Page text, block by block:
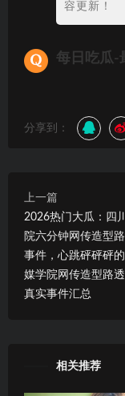
容更新！
每日吃瓜-
分享到：
上一篇
2026热门大瓜：四
院六分钟网传造型路
事件，心跳砰砰砰
媒学院网传造型路透
真实事件汇总
相关推荐